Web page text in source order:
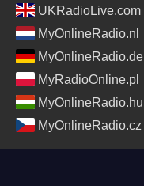
UKRadioLive.com
MyOnlineRadio.nl
MyOnlineRadio.de
MyRadioOnline.pl
MyOnlineRadio.hu
MyOnlineRadio.cz